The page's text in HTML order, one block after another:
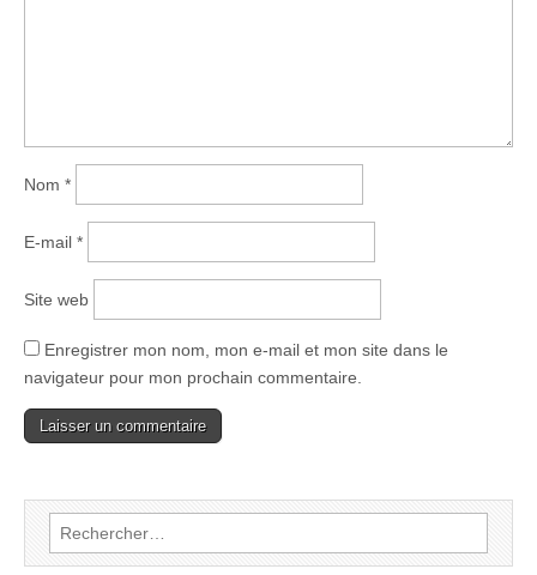
Nom *
E-mail *
Site web
Enregistrer mon nom, mon e-mail et mon site dans le
navigateur pour mon prochain commentaire.
Rechercher :